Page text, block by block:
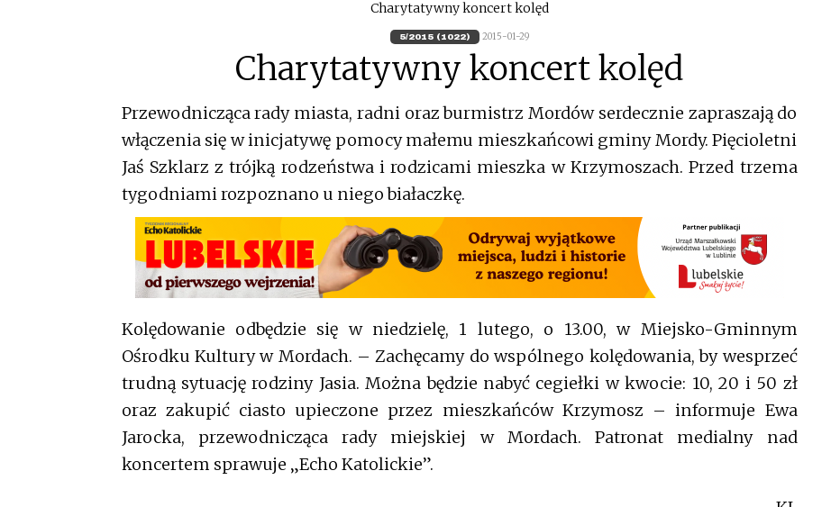
Charytatywny koncert kolęd
5/2015 (1022) 2015-01-29
Charytatywny koncert kolęd
Przewodnicząca rady miasta, radni oraz burmistrz Mordów serdecznie zapraszają do
włączenia się w inicjatywę pomocy małemu mieszkańcowi gminy Mordy. Pięcioletni
Jaś Szklarz z trójką rodzeństwa i rodzicami mieszka w Krzymoszach. Przed trzema
tygodniami rozpoznano u niego białaczkę.
Kolędowanie odbędzie się w niedzielę, 1 lutego, o 13.00, w Miejsko-Gminnym
Ośrodku Kultury w Mordach. – Zachęcamy do wspólnego kolędowania, by wesprzeć
trudną sytuację rodziny Jasia. Można będzie nabyć cegiełki w kwocie: 10, 20 i 50 zł
oraz zakupić ciasto upieczone przez mieszkańców Krzymosz – informuje Ewa
Jarocka, przewodnicząca rady miejskiej w Mordach. Patronat medialny nad
koncertem sprawuje „Echo Katolickie”.